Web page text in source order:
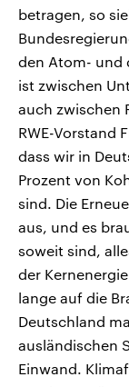
betragen, so
den Atom- und
ist zwischen
auch zwischen
RWE-Vorstand
dass wir in
Prozent von
sind. Die
aus, und es
soweit sind,
der
lange auf die
Deutschland
ausländischen
Einwand.